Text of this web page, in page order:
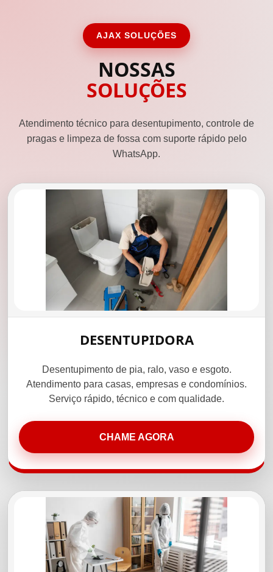
AJAX SOLUÇÕES
NOSSAS
SOLUÇÕES
Atendimento técnico para desentupimento, controle de
pragas e limpeza de fossa com suporte rápido pelo
WhatsApp.
DESENTUPIDORA
Desentupimento de pia, ralo, vaso e esgoto.
Atendimento para casas, empresas e condomínios.
Serviço rápido, técnico e com qualidade.
CHAME AGORA